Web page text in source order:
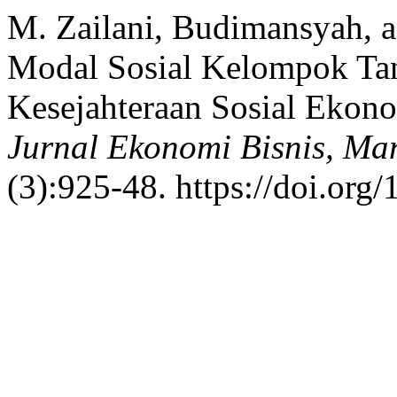
M. Zailani, Budimansyah,
Modal Sosial Kelompok
Kesejahteraan Sosial
Jurnal Ekonomi Bisnis,
(3):925-48. https://doi.org/